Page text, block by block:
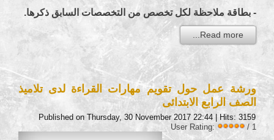
- بطاقة ملاحظة لكل تخصص من التخصصات السابق ذكرها.
Read more...
ورشة عمل حول تقويم مهارات القراءة لدى تلاميذ
الصف الرابع الابتدائى
Published on Thursday, 30 November 2017 22:44| Hits: 3159
User Rating:
/ 1